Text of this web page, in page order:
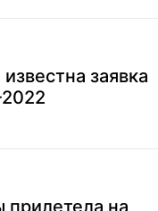
заявка
прилетела на